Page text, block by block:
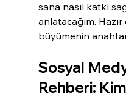
sana nasıl katkı
anlatacağım.
büyümenin
Sosyal
Rehberi: